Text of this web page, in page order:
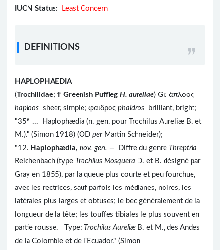
IUCN Status:
Least Concern
DEFINITIONS
HAPLOPHAEDIA
(Trochilidae; Ϯ Greenish Puffleg H. aureliae) Gr. ἁπλοος
haploos sheer, simple; φαιδρος phaidros brilliant, bright;
"35e ... Haplophædia (n. gen. pour Trochilus Aureliæ B. et
M.)." (Simon 1918) (OD per Martin Schneider);
"12. Haplophædia, nov. gen. — Diffre du genre Threptria
Reichenbach (type Trochilus Mosquera D. et B. désigné par
Gray en 1855), par la queue plus courte et peu fourchue,
avec les rectrices, sauf parfois les médianes, noires, les
latérales plus larges et obtuses; le bec généralement de la
longueur de la tête; les touffes tibiales le plus souvent en
partie rousse. Type: Trochilus Aureliæ B. et M., des Andes
de la Colombie et de l'Ecuador." (Simon